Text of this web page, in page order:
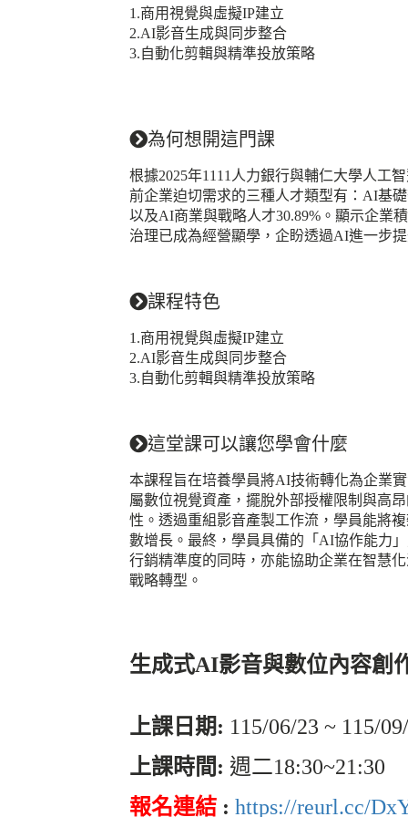
1.商用視覺與虛擬IP建立
2.AI影音生成與同步整合
3.自動化剪輯與精準投放策略
為何想開這門課
根據2025年1111人力銀行與輔仁大學人工
前企業迫切需求的三種人才類型有：AI基
以及AI商業與戰略人才30.89%。顯示企業
治理已成為經營顯學，企盼透過AI進一步
課程特色
1.商用視覺與虛擬IP建立
2.AI影音生成與同步整合
3.自動化剪輯與精準投放策略
這堂課可以讓您學會什麼
本課程旨在培養學員將AI技術轉化為企業
屬數位視覺資產，擺脫外部授權限制與高
性。透過重組影音產製工作流，學員能將
數增長。最終，學員具備的「AI協作能力
行銷精準度的同時，亦能協助企業在智慧
戰略轉型。
生成式AI影音與數位內容創
上課日期: 115/06/23 ~ 115/
上課時間: 週二18:30~21:30
報名連結 : https://reurl.cc/